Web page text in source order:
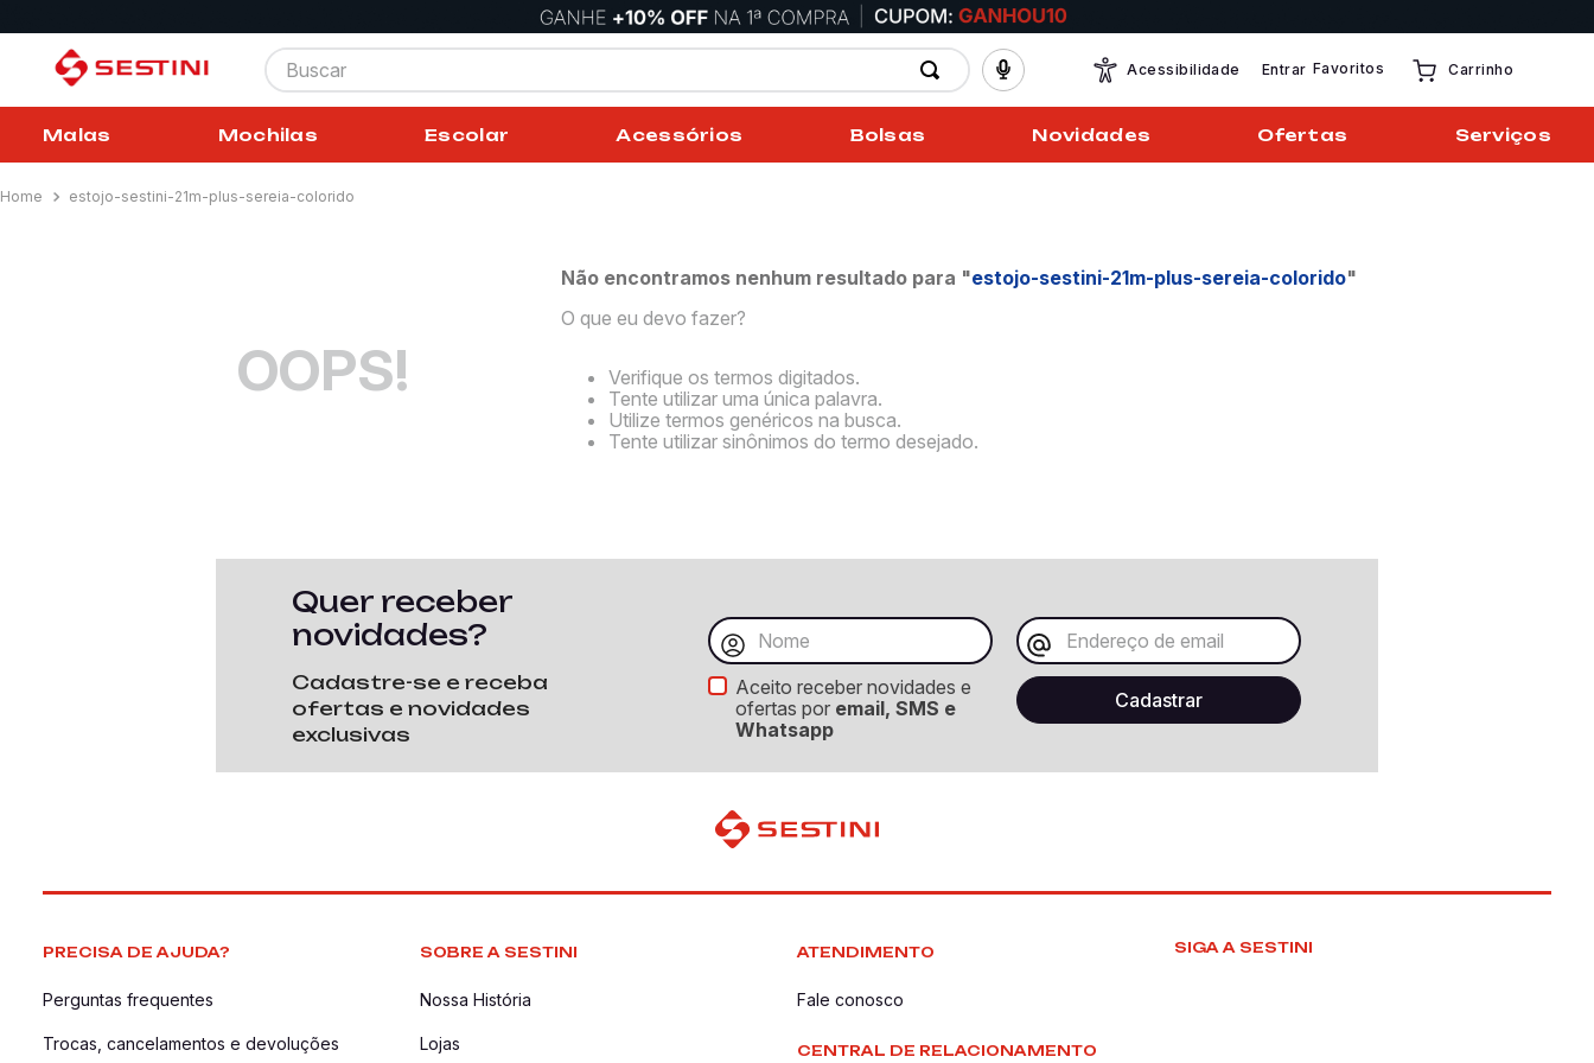
Buscar
Acessibilidade Entrar Favoritos Carrinho
Malas Mochilas Escolar Acessórios Bolsas Novidades Ofertas Serviços
estojo-sestini-21m-plus-sereia-colorido
OOPS!
Não encontramos nenhum resultado para "estojo-sestini-21m-plus-sereia-colorido"
O que eu devo fazer?
Verifique os termos digitados.
Tente utilizar uma única palavra.
Utilize termos genéricos na busca.
Tente utilizar sinônimos do termo desejado.
Quer receber
novidades?
Cadastre-se e receba
ofertas e novidades
exclusivas
Aceito receber novidades e
ofertas por email, SMS e
Whatsapp
PRECISA DE AJUDA?
Perguntas frequentes
Trocas, cancelamentos e devoluções
SOBRE A SESTINI
Nossa História
Lojas
ATENDIMENTO
Fale conosco
CENTRAL DE RELACIONAMENTO
SIGA A SESTINI